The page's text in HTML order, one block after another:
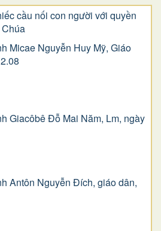
cầu nối con người với quyền
Micae Nguyễn Huy Mỹ, Giáo
Giacôbê Ðỗ Mai Năm, Lm, ngày
Antôn Nguyễn Ðích, giáo dân,